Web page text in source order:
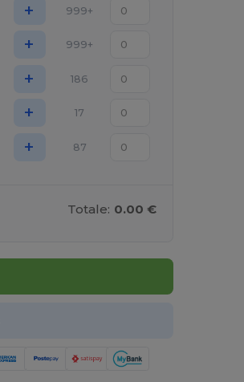
+ 999+
+ 999+
+ 186
+ 17
+ 87
Totale: 0.00 €